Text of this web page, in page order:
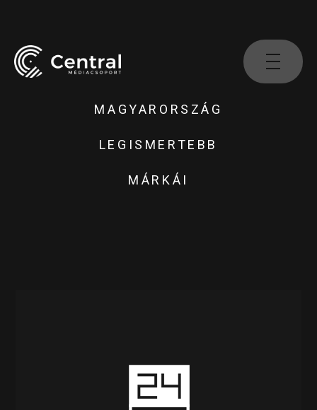
MAGYARORSZÁG
LEGISMERTEBB
MÁRKÁI